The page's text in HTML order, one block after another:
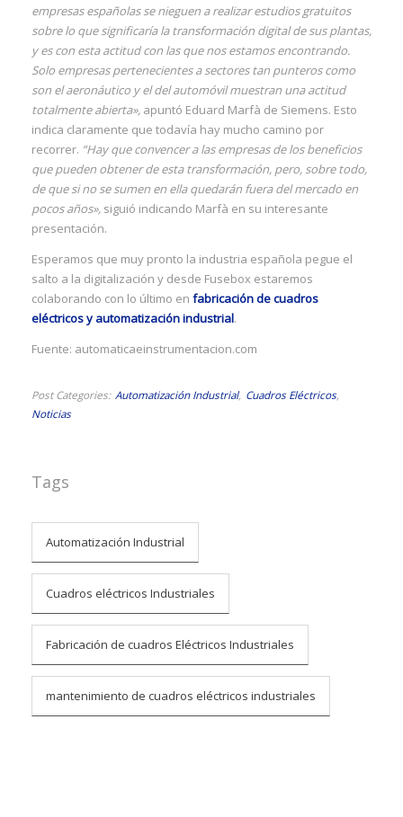
empresas españolas se nieguen a realizar estudios gratuitos
sobre lo que significaría la transformación digital de sus plantas,
y es con esta actitud con las que nos estamos encontrando.
Solo empresas pertenecientes a sectores tan punteros como
son el aeronáutico y el del automóvil muestran una actitud
totalmente abierta»,apuntó Eduard Marfà de Siemens. Esto
indica claramente que todavía hay mucho camino por
recorrer. “Hay que convencer a las empresas de los beneficios
que pueden obtener de esta transformación, pero, sobre todo,
de que si no se sumen en ella quedarán fuera del mercado en
pocos años»,siguió indicando Marfà en su interesante
presentación.
Esperamos que muy pronto la industria española pegue el
salto a la digitalización y desde Fusebox estaremos
colaborando con lo último en fabricación de cuadros
eléctricos y automatización industrial.
Fuente: automaticaeinstrumentacion.com
Post Categories Automatización Industrial Cuadros Eléctricos
Noticias
Tags
Automatización Industrial
Cuadros eléctricos Industriales
Fabricación de cuadros Eléctricos Industriales
mantenimiento de cuadros eléctricos industriales